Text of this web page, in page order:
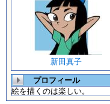
新田真子
プロフィール
絵を描くのは楽しい。